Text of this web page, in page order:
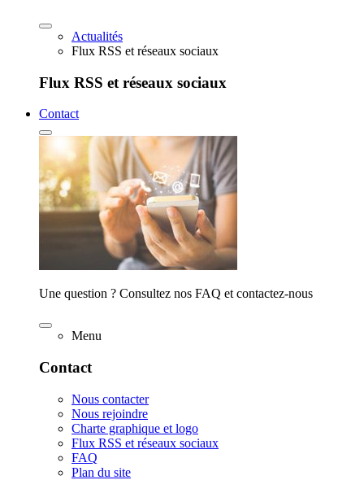
Actualités
Flux RSS et réseaux sociaux
Flux RSS et réseaux sociaux
Contact
Une question ? Consultez nos FAQ et contactez-nous
Menu
Contact
Nous contacter
Nous rejoindre
Charte graphique et logo
Flux RSS et réseaux sociaux
FAQ
Plan du site